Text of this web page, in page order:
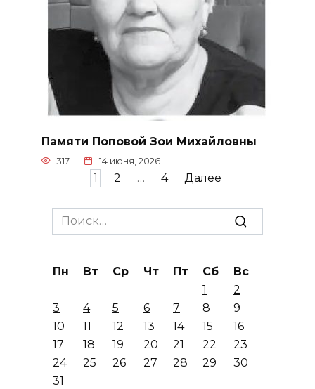
Памяти Поповой Зои Михайловны
317 14 июня, 2026
1 2 … 4 Далее
Search
for:
Пн Вт Ср Чт Пт Сб
Вс
1
2
3
4 5 6 7 8
9
10
11 12 13 14 15
16
17
18 19 20 21 22
23
24
25 26 27 28 29
30
31